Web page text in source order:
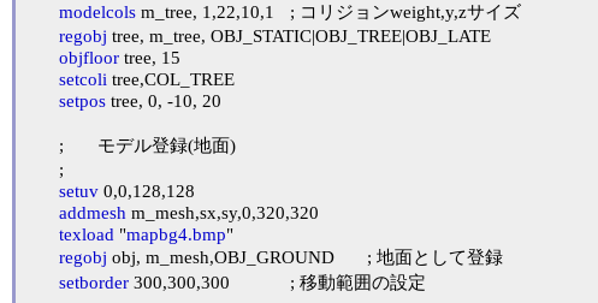
modelcols m_tree, 1,22,10,1	; コリジョンweight,y,zサイズ
regobj tree, m_tree, OBJ_STATIC|OBJ_TREE|OBJ_LATE
objfloor tree, 15
setcoli tree,COL_TREE
setpos tree, 0, -10, 20
setuv 0,0,128,128
addmesh m_mesh,sx,sy,0,320,320
texload "mapbg4.bmp"
regobj obj, m_mesh,OBJ_GROUND	; 地面として登録
setborder 300,300,300		; 移動範囲の設定